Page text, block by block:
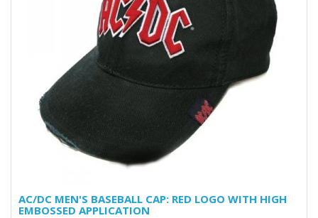
AC/DC MEN'S BASEBALL CAP: RED LOGO WITH HIGH
EMBOSSED APPLICATION